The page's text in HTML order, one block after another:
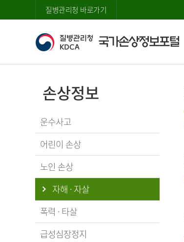
질병관리청 바로가기
손상정보
운수사고
어린이 손상
노인 손상
자해 · 자살
폭력 · 타살
급성심장정지